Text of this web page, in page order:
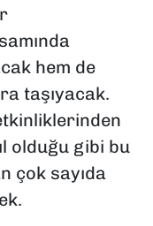
hem de
taşıyacak.
olduğu gibi bu
çok sayıda